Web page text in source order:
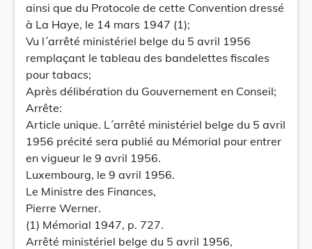
ainsi que du Protocole de cette Convention dressé
à La Haye, le 14 mars 1947 (1);
Vu l´arrêté ministériel belge du 5 avril 1956
remplaçant le tableau des bandelettes fiscales
pour tabacs;
Après délibération du Gouvernement en Conseil;
Arrête:
Article unique. L´arrêté ministériel belge du 5 avril
1956 précité sera publié au Mémorial pour entrer
en vigueur le 9 avril 1956.
Luxembourg, le 9 avril 1956.
Le Ministre des Finances,
Pierre Werner.
(1) Mémorial 1947, p. 727.
Arrêté ministériel belge du 5 avril 1956,